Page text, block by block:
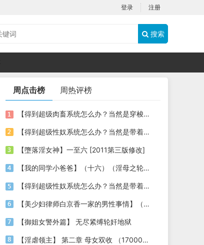
登录 注册
搜索
周点击榜 周热评榜
【得到超级肉畜系统怎么办？当然是穿梭时空，享受古今美女的肉体啦】03
【得到超级性奴系统怎么办？当然是带着各种美女明星性奴穿梭时空，祸国殃民啦】06
【墮落淫女神】一至六 [2011第三版修改]
【我的同学小爸爸】（十六）（淫母之轮奸暴虐）
【得到超级性奴系统怎么办？当然是带着各种美女明星性奴穿梭时空，祸国殃民啦】（02）
【美少妇律师白京香一家的男性事情】（漫改小说，第九章，泡泡浴+姐妹3P+母女4P）
【御姐女警外篇】 无尽紧缚轮奸地狱
【淫虐领主】 第二章 母女双收 （17000字）